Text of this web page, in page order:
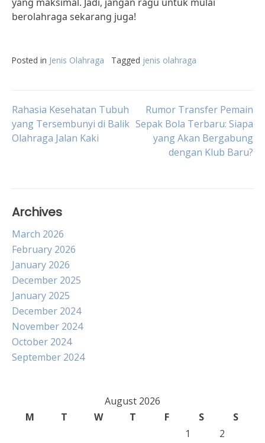
berolahraga sekarang juga!
Posted in Jenis Olahraga Tagged jenis olahraga
Post
navigation
Rahasia Kesehatan Tubuh
yang Tersembunyi di Balik
Olahraga Jalan Kaki
Rumor Transfer Pemain
Sepak Bola Terbaru: Siapa
yang Akan Bergabung
dengan Klub Baru?
Archives
March 2026
February 2026
January 2026
December 2025
January 2025
December 2024
November 2024
October 2024
September 2024
August 2026
M
T W T F S
S
1
2